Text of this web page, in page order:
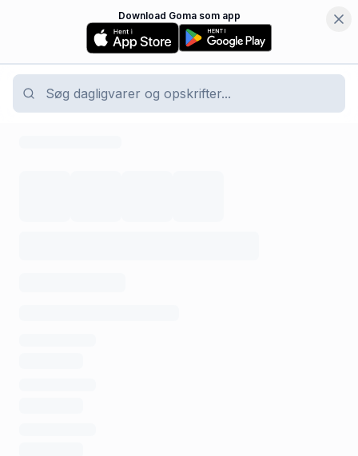
Download Goma som app